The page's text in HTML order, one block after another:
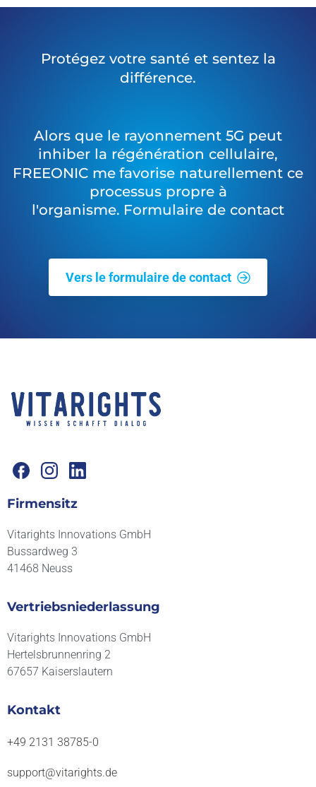
Protégez votre santé et sentez la
différence.
Alors que le rayonnement 5G peut
inhiber la régénération cellulaire,
FREEONIC me favorise naturellement ce
processus propre à
l'organisme. Formulaire de contact
Vers le formulaire de contact
Firmensitz
Vitarights Innovations GmbH
Bussardweg 3
41468 Neuss
Vertriebsniederlassung
Vitarights Innovations GmbH
Hertelsbrunnenring 2
67657 Kaiserslautern
Kontakt
+49 2131 38785-0
support@vitarights.de